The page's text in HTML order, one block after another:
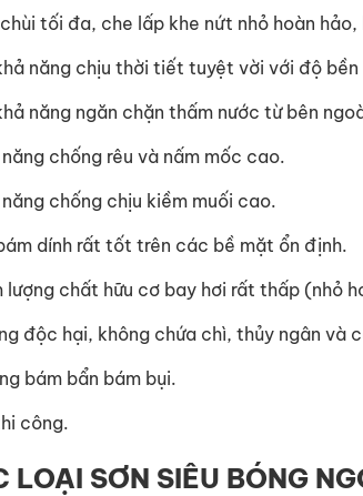
tối đa, che lấp khe nứt nhỏ hoàn hảo,
năng chịu thời tiết tuyệt vời với độ
năng ngăn chặn thấm nước từ bên
năng chống rêu và nấm mốc cao.
năng chống chịu kiềm muối cao.
dính rất tốt trên các bề mặt ổn định.
lượng chất hữu cơ bay hơi rất thấp (nhỏ
độc hại, không chứa chì, thủy ngân và
bám bẩn bám bụi.
công.
LOẠI SƠN SIÊU BÓNG